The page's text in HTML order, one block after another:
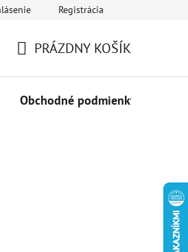
Registrácia
KOŠÍK
PRÁZDNY KOŠÍK
Obchodné podmienky